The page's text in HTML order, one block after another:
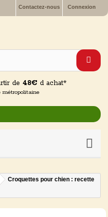
Connexion
Contactez-nous
de 48€ d achat*
Croquettes pour chien : recette